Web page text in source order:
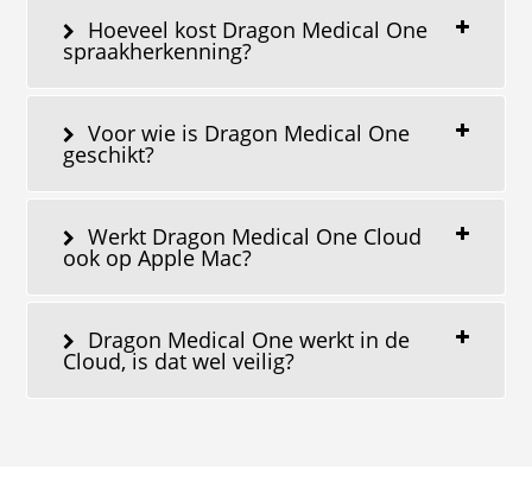
Hoeveel kost Dragon Medical One
spraakherkenning?
Voor wie is Dragon Medical One
geschikt?
Werkt Dragon Medical One Cloud
ook op Apple Mac?
Dragon Medical One werkt in de
Cloud, is dat wel veilig?